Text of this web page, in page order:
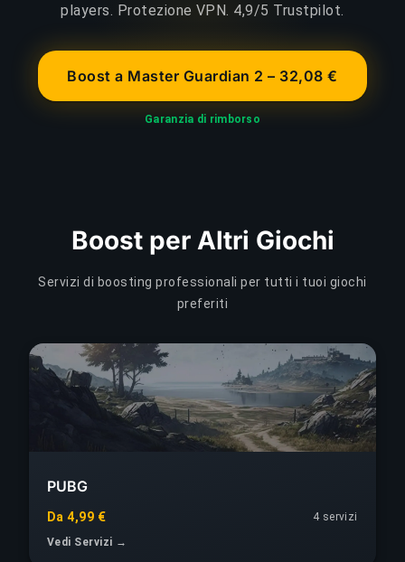
players. Protezione VPN. 4,9/5 Trustpilot.
Boost a Master Guardian 2 – 32,08 €
Garanzia di rimborso
Boost per Altri Giochi
Servizi di boosting professionali per tutti i tuoi giochi
preferiti
PUBG
Da 4,99 € 4 servizi
Vedi Servizi →